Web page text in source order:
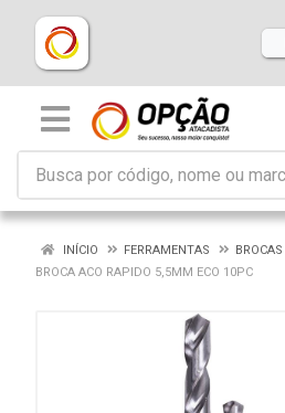
INÍCIO FERRAMENTAS
BROCAS
BROCA ACO RAPIDO 5,5MM ECO 10PC